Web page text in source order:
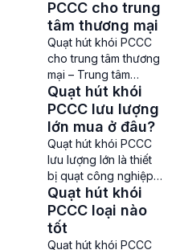
vô cùng quan trọng
đối với các hệ thống
phòng cháy chữa
cháy tại các tòa nhà
cao tầng, khu công
nghiệp, nhà máy sản
xuất giúp hút khói, khí
độc khi có cháy. Để
đảm […]
PCCC cho trung
tâm thương mại
Quạt hút khói PCCC
cho trung tâm thương
mại – Trung tâm
thương mại là nơi tập
trung đông người,
hàng hóa chính vì thế
luôn tiềm ẩn các nguy
cơ cháy nổ. Chính vì
thế việc trang bị các
thiết bị PCCC, quạt
hút khói PCCC là điều
vô cùng cần thiết và
trở […]
Quạt hút khói
PCCC lưu lượng
lớn mua ở đâu?
Quạt hút khói PCCC
lưu lượng lớn là thiết
bị quạt công nghiệp
được thiết kế đặc biệt
để hút và dẫn khói ra
ngoài trong các tình
huống cháy, nhằm
Quạt hút khói
PCCC loại nào
tốt
Quạt hút khói PCCC